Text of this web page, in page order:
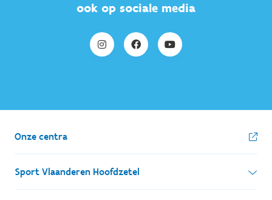
ook op sociale media
Onze centra
Sport Vlaanderen Hoofdzetel